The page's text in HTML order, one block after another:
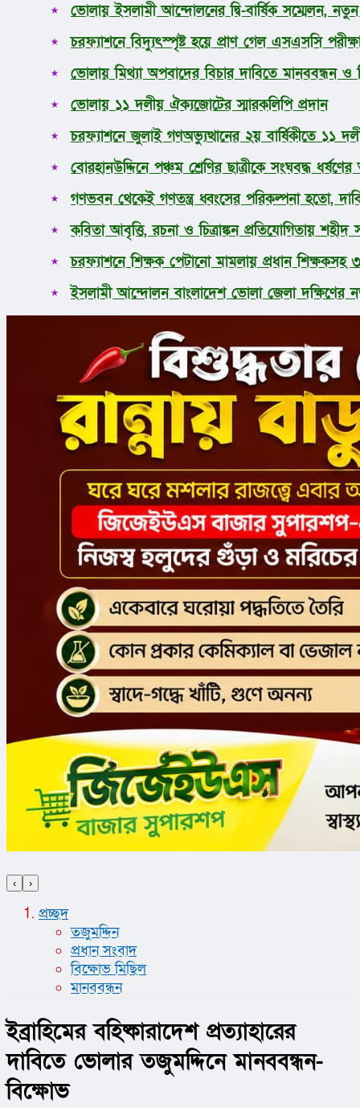
ধর্ম
লাইফস্টাইল
সোশ্যাল মিডিয়া
বিজ্ঞান ও প্রযুক্তি
ভোলায় ইসলামী আন্দোলনের দ্বি-বার্ষিক সম্মেলন,
চরফ্যাশনে বিদ্যুৎস্পৃষ্ট হয়ে প্রাণ গেল এসএসসি
ভোলায় মিথ্যা অপবাদের বিচার দাবিতে মানববন্ধন ও
ভোলায় ১১ দলীয় ঐক্যজোটের স্মারকলিপি প্রদান
চরফ্যাশনে জুলাই গণঅভ্যুত্থানের ২য় বার্ষিকীতে ১১
বোরহানউদ্দিনে পঞ্চম শ্রেণির ছাত্রীকে সংঘবদ্ধ
গণভবন থেকেই গণতন্ত্র ধ্বংসের পরিকল্পনা হতো,
কবিতা আবৃত্তি, রচনা ও চিত্রাঙ্কন প্রতিযোগিতায়
চরফ্যাশনে শিক্ষক পেটানো মামলায় প্রধান শিক্ষকসহ
ইসলামী আন্দোলন বাংলাদেশ ভোলা জেলা দক্ষিণের
‹ ›
প্রচ্ছদ
তজুমদ্দিন
প্রধান সংবাদ
বিক্ষোভ মিছিল
মানববন্ধন
ইব্রাহিমের বহিষ্কারাদেশ প্রত্যাহারের
দাবিতে ভোলার তজুমদ্দিনে মানববন্ধন-
বিক্ষোভ